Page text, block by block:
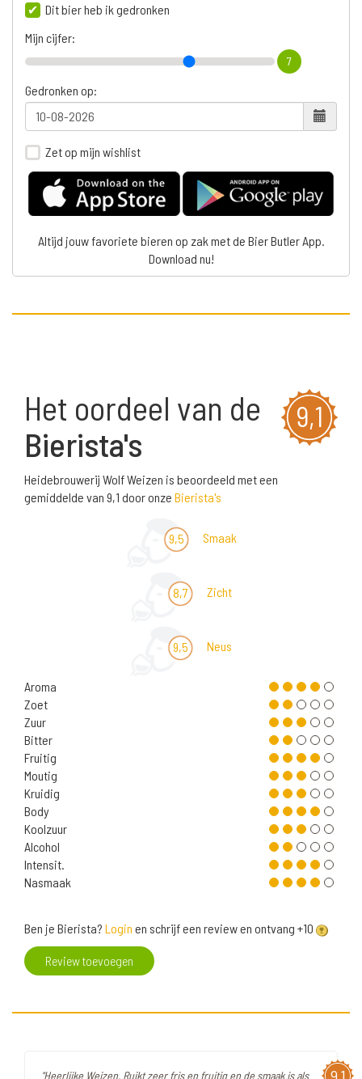
Dit bier heb ik gedronken
Mijn cijfer:
7
Gedronken op:
Zet op mijn wishlist
Altijd jouw favoriete bieren op zak met de Bier Butler App.
Download nu!
9,1
Het oordeel van de
Bierista's
Heidebrouwerij Wolf Weizen is beoordeeld met een
gemiddelde van 9,1 door onze Bierista's
9,5 Smaak
8,7 Zicht
9,5 Neus
Aroma
Zoet
Zuur
Bitter
Fruitig
Moutig
Kruidig
Body
Koolzuur
Alcohol
Intensit.
Nasmaak
Ben je Bierista? Login en schrijf een review en ontvang +10
Review toevoegen
"Heerlijke Weizen. Ruikt zeer fris en fruitig en de smaak is als